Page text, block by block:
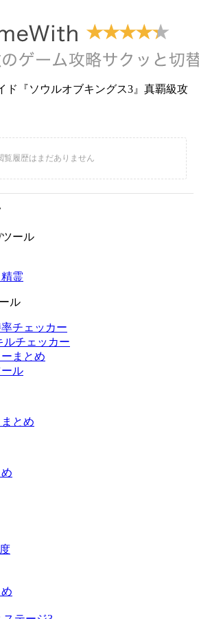
ド『ソウルオブキングス3』真覇級攻
ール
霊
ル
チェッカー
ルチェッカー
まとめ
ル
とめ